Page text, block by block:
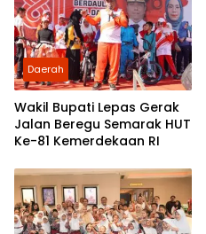
Daerah
Wakil Bupati Lepas Gerak
Jalan Beregu Semarak HUT
Ke-81 Kemerdekaan RI